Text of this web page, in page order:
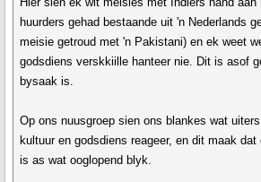
huurders gehad bestaande uit 'n Nederlands
meisie getroud met 'n Pakistani) en ek weet
godsdiens verskkiille hanteer nie. Dit is asof
bysaak is.
Op ons nuusgroep sien ons blankes wat
kultuur en godsdiens reageer, en dit maak
is as wat ooglopend blyk.